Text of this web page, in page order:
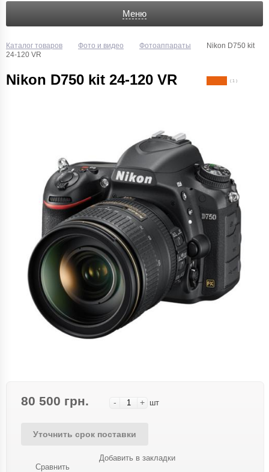
Меню
Каталог товаров Фото и видео Фотоаппараты
Nikon D750 kit
24-120 VR
Nikon D750 kit 24-120 VR ( 1 )
80 500 грн. - + шт
Уточнить срок поставки
Сравнить
Добавить в закладки